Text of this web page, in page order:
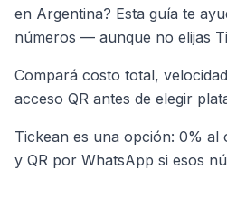
en Argentina? Esta guía te
números — aunque no elijas
Compará costo total,
acceso QR antes de elegir
Tickean es una opción: 0% al
y QR por WhatsApp si esos